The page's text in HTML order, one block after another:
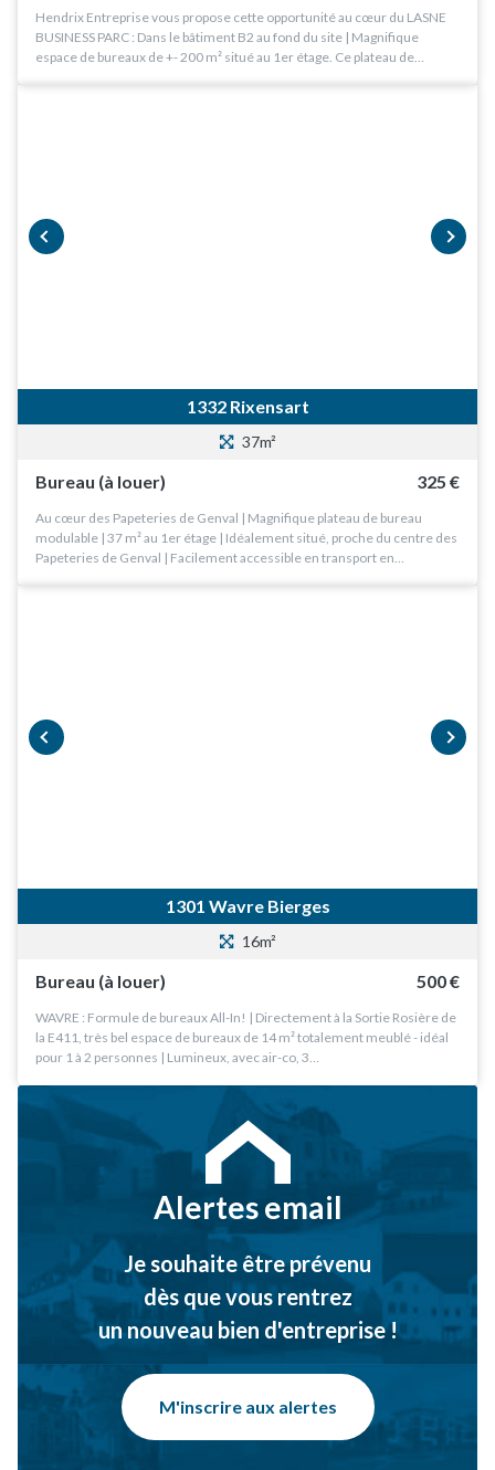
Hendrix Entreprise vous propose cette opportunité au cœur du LASNE
BUSINESS PARC : Dans le bâtiment B2 au fond du site | Magnifique
espace de bureaux de +- 200 m² situé au 1er étage. Ce plateau de…
1332 Rixensart
37m²
Bureau (à louer) 325 €
Au cœur des Papeteries de Genval | Magnifique plateau de bureau
modulable | 37 m² au 1er étage | Idéalement situé, proche du centre des
Papeteries de Genval | Facilement accessible en transport en…
1301 Wavre Bierges
16m²
Bureau (à louer) 500 €
WAVRE : Formule de bureaux All-In! | Directement à la Sortie Rosière de
la E411, très bel espace de bureaux de 14 m² totalement meublé - idéal
pour 1 à 2 personnes | Lumineux, avec air-co, 3…
Alertes email
Je souhaite être prévenu
dès que vous rentrez
un nouveau bien d'entreprise !
M'inscrire aux alertes